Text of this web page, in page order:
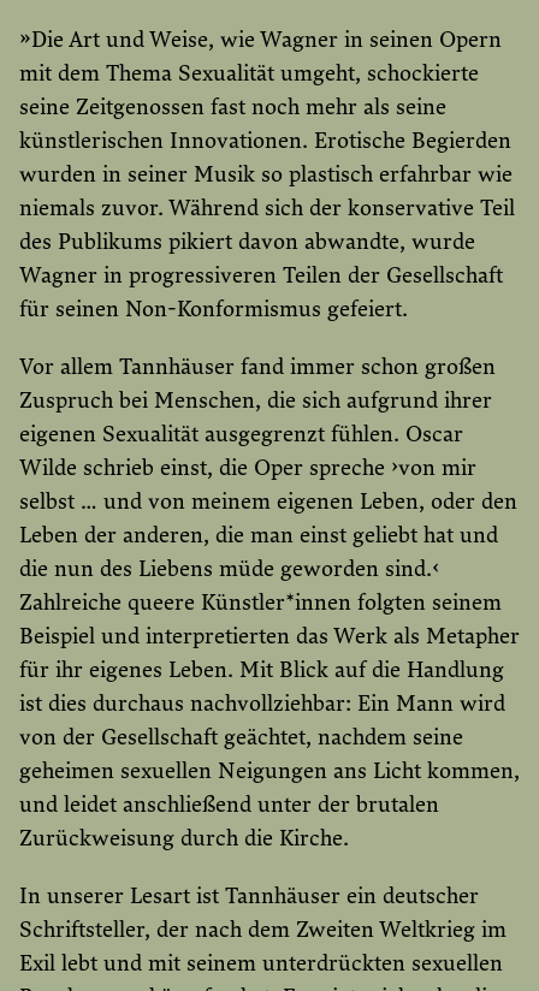
»Die Art und Weise, wie Wagner in seinen Opern
mit dem Thema Sexualität umgeht, schockierte
seine Zeitgenossen fast noch mehr als seine
künstlerischen Innovationen. Erotische Begierden
wurden in seiner Musik so plastisch erfahrbar wie
niemals zuvor. Während sich der konservative Teil
des Publikums pikiert davon abwandte, wurde
Wagner in progressiveren Teilen der Gesellschaft
für seinen Non-Konformismus gefeiert.
Vor allem Tannhäuser fand immer schon großen
Zuspruch bei Menschen, die sich aufgrund ihrer
eigenen Sexualität ausgegrenzt fühlen. Oscar
Wilde schrieb einst, die Oper spreche ›von mir
selbst … und von meinem eigenen Leben, oder den
Leben der anderen, die man einst geliebt hat und
die nun des Liebens müde geworden sind.‹
Zahlreiche queere Künstler*innen folgten seinem
Beispiel und interpretierten das Werk als Metapher
für ihr eigenes Leben. Mit Blick auf die Handlung
ist dies durchaus nachvollziehbar: Ein Mann wird
von der Gesellschaft geächtet, nachdem seine
geheimen sexuellen Neigungen ans Licht kommen,
und leidet anschließend unter der brutalen
Zurückweisung durch die Kirche.
In unserer Lesart ist Tannhäuser ein deutscher
Schriftsteller, der nach dem Zweiten Weltkrieg im
Exil lebt und mit seinem unterdrückten sexuellen